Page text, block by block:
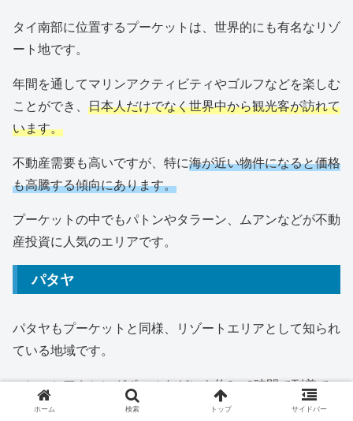
タイ南部に位置するプーケットは、世界的にも有名なリゾ
ート地です。
年間を通してマリンアクティビティやゴルフなどを楽しむ
ことができ、 日本人だけでなく世界中から観光客が訪れて
います。
不動産需要も高いですが、特に海が近い物件になると価格
も高騰する傾向にあります。
プーケットの中でもパトンやタラーン、ムアンなどが不動
産投資に人気のエリアです。
パタヤ
パタヤもプーケットと同様、リゾートエリアとして知られ
ている地域です。
マレーシアやシンガポールなどにも約2～3時間で到着で
きることから、海外観光客が多く訪れています。
ホーム 検索 トップ サイドバー